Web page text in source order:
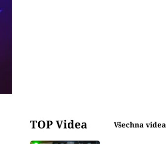
TOP Videa Všechna videa